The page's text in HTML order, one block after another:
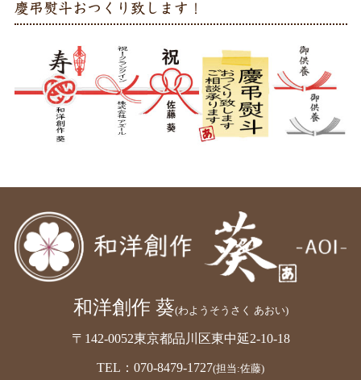
慶弔熨斗おつくり致します！
和洋創作 葵(わようそうさく あおい)
〒142-0052東京都品川区東中延2-10-18
TEL：070-8479-1727(担当:佐藤)